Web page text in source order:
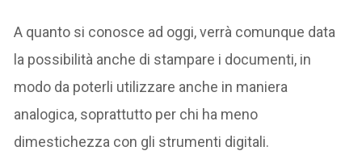
A quanto si conosce ad oggi, verrà comunque data
la possibilità anche di stampare i documenti, in
modo da poterli utilizzare anche in maniera
analogica, soprattutto per chi ha meno
dimestichezza con gli strumenti digitali.